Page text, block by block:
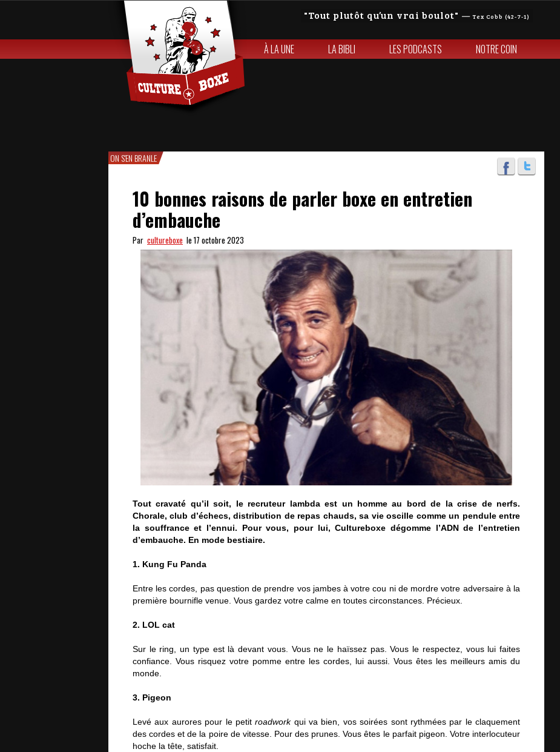
Tout plutôt qu’un vrai boulot — Tex Cobb (42-7-1)
À LA UNE LA BIBLI LES PODCASTS NOTRE COIN
ON S'EN BRANLE
10 bonnes raisons de parler boxe en entretien
d’embauche
Par cultureboxe le 17 octobre 2023
Tout cravaté qu’il soit, le recruteur lambda est un homme au bord de la crise de nerfs.
Chorale, club d’échecs, distribution de repas chauds, sa vie oscille comme un pendule entre
la souffrance et l’ennui. Pour vous, pour lui, Cultureboxe dégomme l’ADN de l’entretien
d’embauche. En mode bestiaire.
1. Kung Fu Panda
Entre les cordes, pas question de prendre vos jambes à votre cou ni de mordre votre adversaire à la
première bournifle venue. Vous gardez votre calme en toutes circonstances. Précieux.
2. LOL cat
Sur le ring, un type est là devant vous. Vous ne le haïssez pas. Vous le respectez, vous lui faites
confiance. Vous risquez votre pomme entre les cordes, lui aussi. Vous êtes les meilleurs amis du
monde.
3. Pigeon
Levé aux aurores pour le petitroadworkqui va bien, vos soirées sont rythmées par le claquement
des cordes et de la poire de vitesse. Pour des prunes. Vous êtes le parfait pigeon. Votre interlocuteur
hoche la tête, satisfait.